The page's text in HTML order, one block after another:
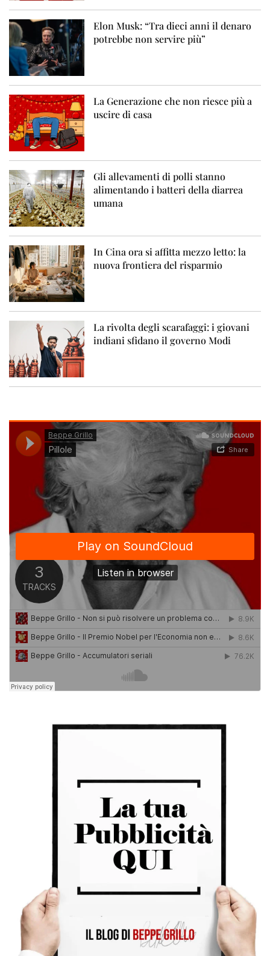
Elon Musk: “Tra dieci anni il denaro
potrebbe non servire più”
La Generazione che non riesce più a
uscire di casa
Gli allevamenti di polli stanno
alimentando i batteri della diarrea
umana
In Cina ora si affitta mezzo letto: la
nuova frontiera del risparmio
La rivolta degli scarafaggi: i giovani
indiani sfidano il governo Modi